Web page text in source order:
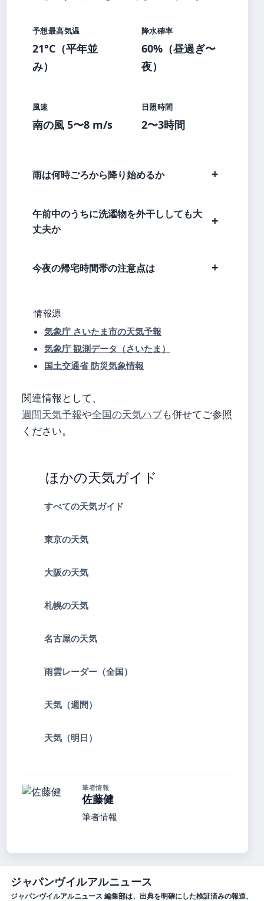
予想最高気温
21°C（平年並
み）
降水確率
60%（昼過ぎ〜
夜）
風速
南の風 5〜8 m/s
日照時間
2〜3時間
雨は何時ごろから降り始めるか
午前中のうちに洗濯物を外干ししても大
丈夫か
今夜の帰宅時間帯の注意点は
情報源
気象庁 さいたま市の天気予報
気象庁 観測データ（さいたま）
国土交通省 防災気象情報
関連情報として、
週間天気予報や全国の天気ハブも併せてご参照
ください。
ほかの天気ガイド
すべての天気ガイド
東京の天気
大阪の天気
札幌の天気
名古屋の天気
雨雲レーダー（全国）
天気（週間）
天気（明日）
筆者情報
佐藤健
筆者情報
ジャパンヴイルアルニュース
ジャパンヴイルアルニュース 編集部は、出典を明確にした検証済みの報道、